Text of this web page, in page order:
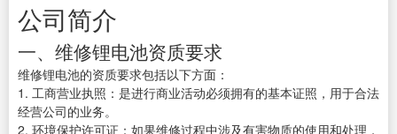
公司简介
一、维修锂电池资质要求
维修锂电池的资质要求包括以下方面：
1. 工商营业执照：是进行商业活动必须拥有的基本证照，用于合法
经营公司的业务。
2. 环境保护许可证：如果维修过程中涉及有害物质的使用和处理，